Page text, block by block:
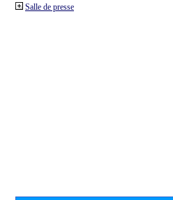
Salle de presse